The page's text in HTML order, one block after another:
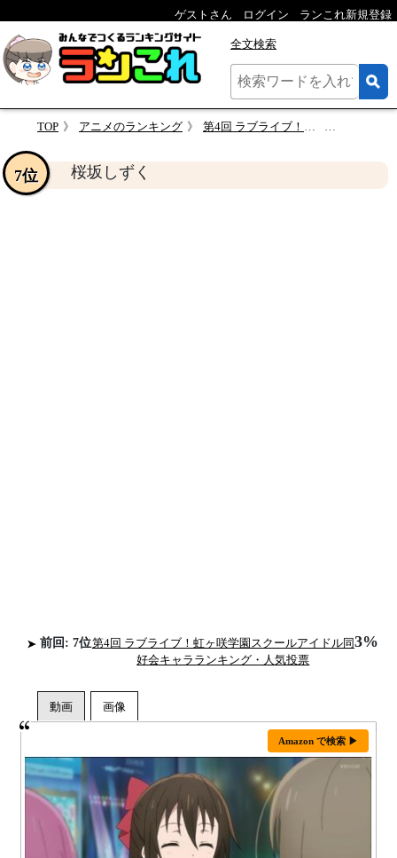
ゲストさん ログイン ランこれ新規登録
全文検索
TOP アニメのランキング 第4回 ラブライブ！虹ヶ咲学園スクールアイドル同好会キャラランキング・人気投票
桜坂しずく
7位
前回: 7位第4回 ラブライブ！虹ヶ咲学園スクールアイドル同
好会キャラランキング・人気投票
3%
Amazon で検索 ▶